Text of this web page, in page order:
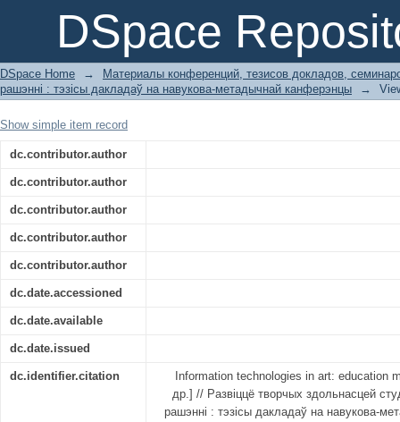
DSpace
Information technologies in art:
DSpace Home →
Материалы конференций, тезисов докладов,
рашэнні : тэзісы дакладаў на навукова-метадычнай канферэнцы
→
Show simple item record
dc.contributor.author
dc.contributor.author
dc.contributor.author
dc.contributor.author
dc.contributor.author
dc.date.accessioned
dc.date.available
dc.date.issued
dc.identifier.citation
Information technologies in art: education
др.] // Развіццё творчых здольнасцей
рашэнні : тэзісы дакладаў на навукова-